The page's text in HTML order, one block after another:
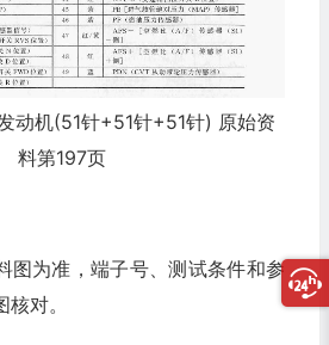
动机(51针+51针+51针) 原始资
料第197页
图为准，端子号、测试条件和参
对。